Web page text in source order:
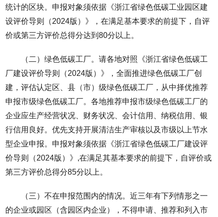
统计的区块。申报对象须依据《浙江省绿色低碳工业园区建
设评价导则（2024版）》，在满足基本要求的前提下，自评
价或第三方评价总得分达到80分以上。
（二）绿色低碳工厂。请各地对照《浙江省绿色低碳工
厂建设评价导则（2024版）》，全面推进绿色低碳工厂创
建，评估认定区、县（市）级绿色低碳工厂，从中择优推荐
申报市级绿色低碳工厂。各地推荐申报市级绿色低碳工厂的
企业应生产经营状况、财务状况、会计信用、纳税信用、银
行信用良好。优先支持开展清洁生产审核以及市级以上节水
型企业申报。申报对象须依据《浙江省绿色低碳工厂建设评
价导则（2024版）》,在满足其基本要求的前提下，自评价或
第三方评价总得分85分以上。
（三）不在申报范围内的情况。近三年有下列情形之一
的企业或园区（含园区内企业），不得申请、推荐和列入市